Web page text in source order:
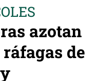
azotan
de